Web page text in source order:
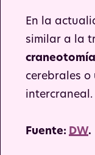
En la
similar a la
craneotomía
cerebrales o
intercraneal.
Fuente: DW.